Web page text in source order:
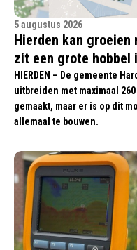
5 augustus 2026
Hierden kan groeien
zit een grote hobbel
HIERDEN – De gemeente
uitbreiden met maximaal
gemaakt, maar er is op dit
allemaal te bouwen.